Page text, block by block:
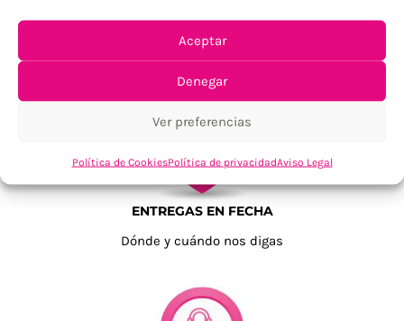
Aceptar
Denegar
Ver preferencias
Política de CookiesPolítica de privacidadAviso Legal
Tu confianza, nuestro objetivo
ENTREGAS EN FECHA
Dónde y cuándo nos digas